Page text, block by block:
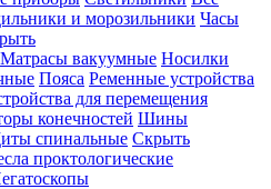
и морозильники Часы
Матрасы вакуумные Носилки
Пояса Ременные устройства
для перемещения
конечностей Шины
спинальные Скрыть
проктологические